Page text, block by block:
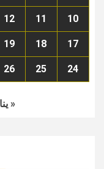
10
11
12
17
18
19
24
25
26
«